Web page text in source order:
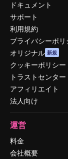
ドキュメント
サポート
利用規約
プライバシーポリ
オリジナル 新規
クッキーポリシー
トラストセンター
アフィリエイト
法人向け
運営
料金
会社概要